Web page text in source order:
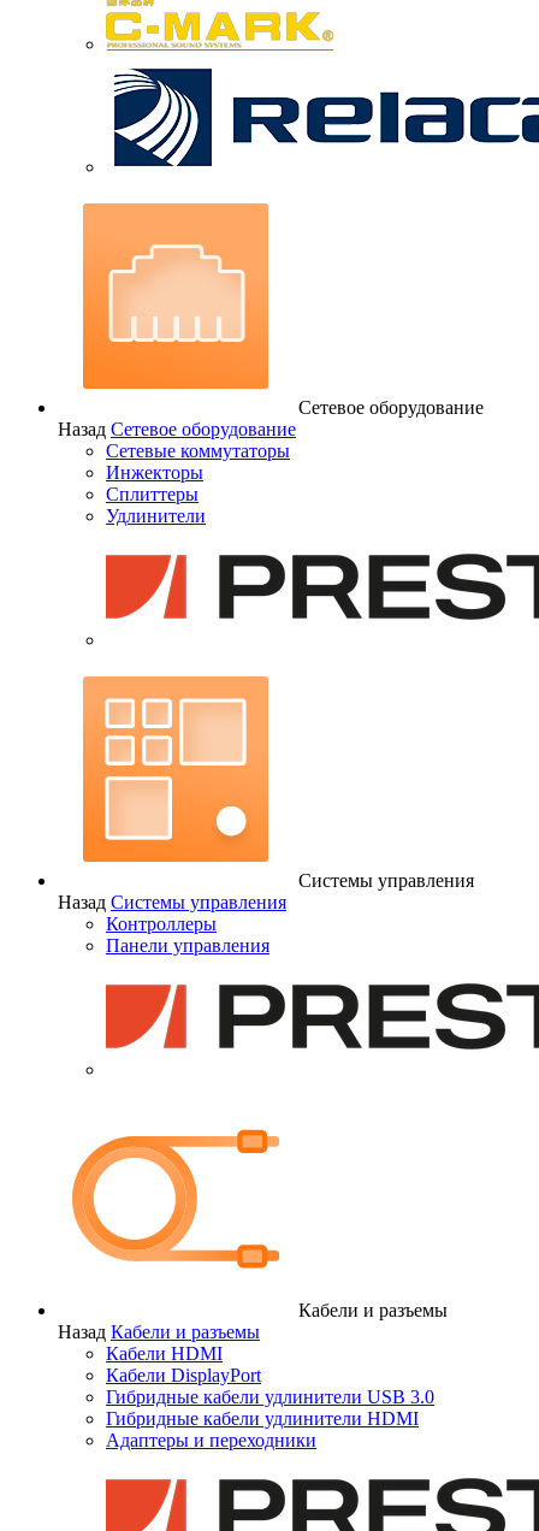
Сетевое оборудование
Назад Сетевое оборудование
Сетевые коммутаторы
Инжекторы
Сплиттеры
Удлинители
Системы управления
Назад Системы управления
Контроллеры
Панели управления
Кабели и разъемы
Назад Кабели и разъемы
Кабели HDMI
Кабели DisplayPort
Гибридные кабели удлинители USB 3.0
Гибридные кабели удлинители HDMI
Адаптеры и переходники